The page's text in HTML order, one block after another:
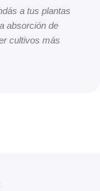
a tus plantas
absorción de
cultivos más